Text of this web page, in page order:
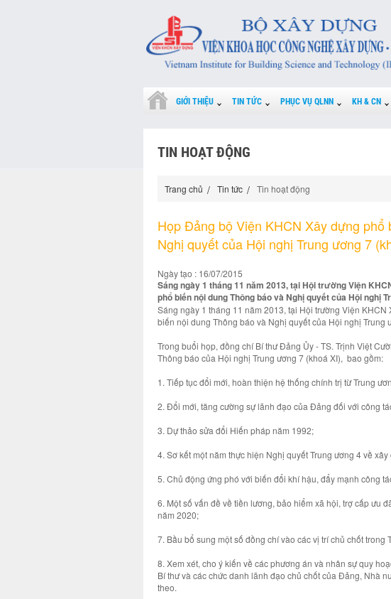
GIỚI THIỆU TIN TỨC PHỤC VỤ QLNN KH & CN
TIN HOẠT ĐỘNG
Trang chủ Tin tức Tin hoạt động
Họp Đảng bộ Viện KHCN Xây dựng
Nghị quyết của Hội nghị Trung ương 7
Ngày tạo : 16/07/2015
Sáng ngày 1 tháng 11 năm 2013, tại Hội trường Viện
phổ biến nội dung Thông báo và Nghị quyết của Hội nghị
Sáng ngày 1 tháng 11 năm 2013, tại Hội trường Viện
biến nội dung Thông báo và Nghị quyết của Hội nghị Trung
Trong buổi họp, đồng chí Bí thư Đảng Ủy - TS. Trịnh Việt
Thông báo của Hội nghị Trung ương 7 (khoá XI), bao gồm:
1. Tiếp tục đổi mới, hoàn thiện hệ thống chính trị từ Trung
2. Đổi mới, tăng cường sự lãnh đạo của Đảng đối với công
3. Dự thảo sửa đổi Hiến pháp năm 1992;
4. Sơ kết một năm thực hiện Nghị quyết Trung ương 4 về
5. Chủ động ứng phó với biến đổi khí hậu, đẩy mạnh công
6. Một số vấn đề về tiền lương, bảo hiểm xã hội, trợ cấp ưu
năm 2020;
7. Bầu bổ sung một số đồng chí vào các vị trí chủ chốt trong
8. Xem xét, cho ý kiến về các phương án và nhân sự quy
Bí thư và các chức danh lãnh đạo chủ chốt của Đảng, Nhà
theo.